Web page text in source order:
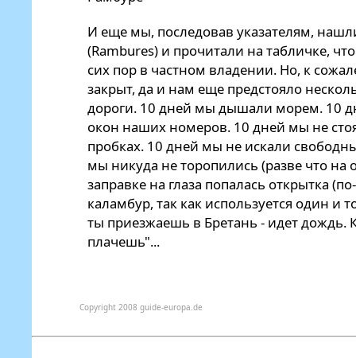
И еще мы, последовав указателям,
(Rambures) и прочитали на табличке,
сих пор в частном владении. Но, к
закрыт, да и нам еще предстояло
дороги. 10 дней мы дышали морем. 10
окон наших номеров. 10 дней мы не
пробках. 10 дней мы не искали
мы никуда не торопились (разве что на
заправке на глаза попалась открытка
каламбур, так как используется один и
ты приезжаешь в Бретань - идет дождь.
плачешь"...
Copyright 2008 guide-europa.de